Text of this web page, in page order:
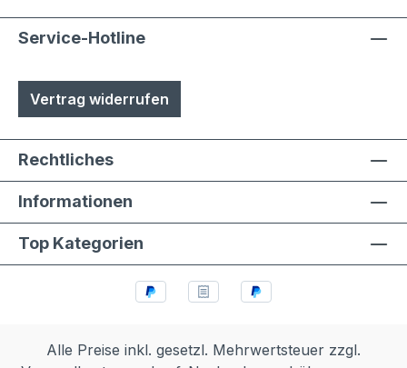
Service-Hotline
Vertrag widerrufen
Rechtliches
Informationen
Top Kategorien
Alle Preise inkl. gesetzl. Mehrwertsteuer zzgl.